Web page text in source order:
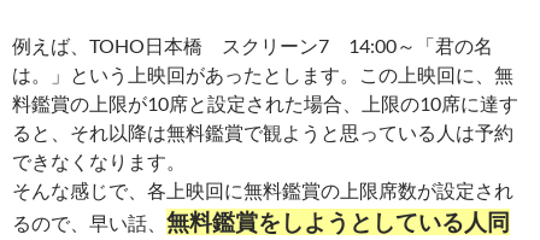
例えば、TOHO日本橋 スクリーン7 14:00～「君の名
は。」という上映回があったとします。この上映回に、無
料鑑賞の上限が10席と設定された場合、上限の10席に達す
ると、それ以降は無料鑑賞で観ようと思っている人は予約
できなくなります。
そんな感じで、各上映回に無料鑑賞の上限席数が設定され
るので、早い話、 無料鑑賞をしようとしている人同